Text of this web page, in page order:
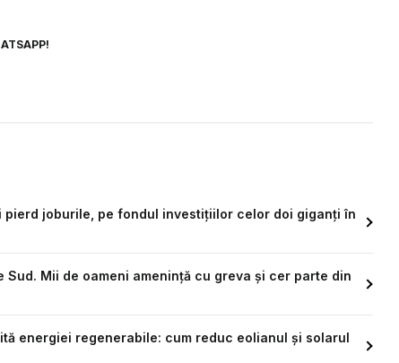
joburile, pe fondul investițiilor celor doi giganți în
Mii de oameni amenință cu greva și cer parte din
energiei regenerabile: cum reduc eolianul și solarul